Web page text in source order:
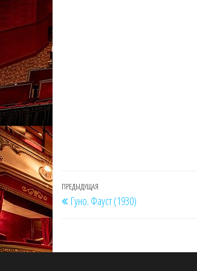
Навигация
по
Предыдущая
запись
ПРЕДЫДУЩАЯ
Гуно. Фауст (1930)